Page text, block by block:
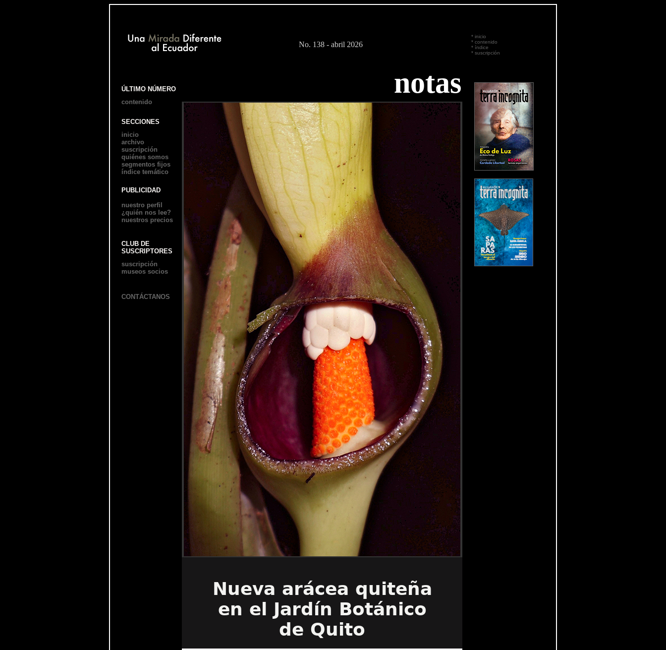
No. 138 - abril 2026
* inicio
* contenido
* índice
* suscripción
ÚLTIMO NÚMERO
contenido
SECCIONES
inicio
archivo
suscripción
quiénes somos
segmentos fijos
índice temático
PUBLICIDAD
nuestro perfil
¿quién nos lee?
nuestros precios
CLUB DE
SUSCRIPTORES
suscripción
museos socios
CONTÁCTANOS
notas
Nueva arácea quiteña
en el Jardín Botánico
de Quito